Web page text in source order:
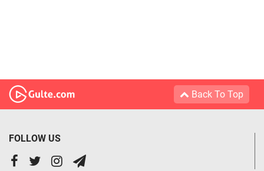
Back To Top
FOLLOW US